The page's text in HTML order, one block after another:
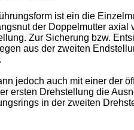
ist ein die
der Doppelmutter
Zur Sicherung bzw.
aus der zweiten
jedoch auch mit einer der
ersten Drehstellung die
in der zweiten